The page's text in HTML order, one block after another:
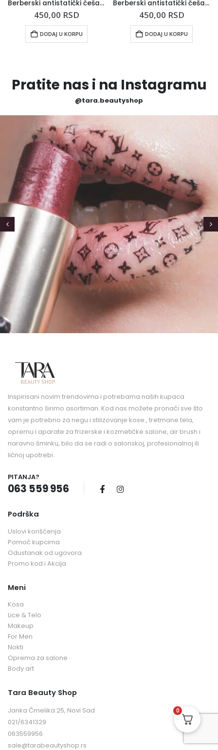
Berberski antistatički češalj ANDIS Roze
450,00 RSD
DODAJ U KORPU
Berberski antistatički češalj ANDIS Crni
450,00 RSD
DODAJ U KORPU
Pratite nas i na Instagramu
@tara.beautyshop
Inspirisani novim trendovima i potrebama naših kupaca
konstantno širimo asortiman. Kod nas možete pronaći sve što
vam je potrebno za negu i stilizovanje kose , tretmane tela,
opremu i aparate za frizerske i kozmetičke salone, air brush i
naravno šminku, bilo da se radi o salonskoj, profesionalnoj ili
ličnoj upotrebi.
PITANJA?
063 559 956
Podrška
Uslovi korišćenja
Pomoć kupcima
Odustanak od ugovora
Promo kod i Akcija
Meni
Kosa
Lice & Telo
Makeup
For Men
Nokti
Oprema za salone
Body art
Tara Beauty Shop
Janka Čmelika 25, Novi Sad
021/6341329
063559956
sale@tarabeautyshop.rs
0